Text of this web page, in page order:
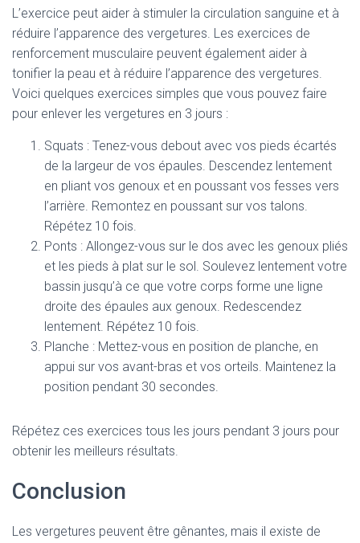
L’exercice peut aider à stimuler la circulation sanguine et à
réduire l’apparence des vergetures. Les exercices de
renforcement musculaire peuvent également aider à
tonifier la peau et à réduire l’apparence des vergetures.
Voici quelques exercices simples que vous pouvez faire
pour enlever les vergetures en 3 jours :
Squats : Tenez-vous debout avec vos pieds écartés
de la largeur de vos épaules. Descendez lentement
en pliant vos genoux et en poussant vos fesses vers
l’arrière. Remontez en poussant sur vos talons.
Répétez 10 fois.
Ponts : Allongez-vous sur le dos avec les genoux pliés
et les pieds à plat sur le sol. Soulevez lentement votre
bassin jusqu’à ce que votre corps forme une ligne
droite des épaules aux genoux. Redescendez
lentement. Répétez 10 fois.
Planche : Mettez-vous en position de planche, en
appui sur vos avant-bras et vos orteils. Maintenez la
position pendant 30 secondes.
Répétez ces exercices tous les jours pendant 3 jours pour
obtenir les meilleurs résultats.
Conclusion
Les vergetures peuvent être gênantes, mais il existe de